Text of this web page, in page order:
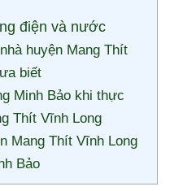
điện và nước
huyện Mang Thít
biết
Minh Bảo khi thực
Thít Vĩnh Long
Mang Thít Vĩnh Long
Bảo